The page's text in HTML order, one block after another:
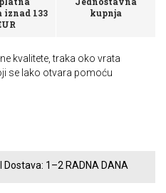
iznad 133
kupnja
kvalitete, traka oko vrata
se lako otvara pomoću
Dostava: 1–2 RADNA DANA